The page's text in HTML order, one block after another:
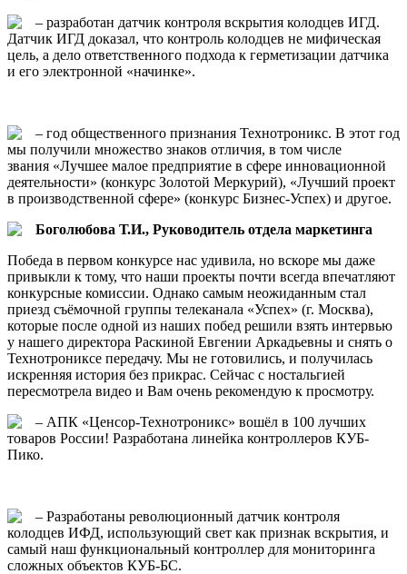
– разработан датчик контроля вскрытия колодцев ИГД.
Датчик ИГД доказал, что контроль колодцев не мифическая
цель, а дело ответственного подхода к герметизации датчика
и его электронной «начинке».
– год общественного признания Технотроникс. В этот год
мы получили множество знаков отличия, в том числе
звания «Лучшее малое предприятие в сфере инновационной
деятельности» (конкурс Золотой Меркурий), «Лучший проект
в производственной сфере» (конкурс Бизнес-Успех) и другое.
Боголюбова Т.И., Руководитель отдела маркетинга
Победа в первом конкурсе нас удивила, но вскоре мы даже
привыкли к тому, что наши проекты почти всегда впечатляют
конкурсные комиссии. Однако самым неожиданным стал
приезд съёмочной группы телеканала «Успех» (г. Москва),
которые после одной из наших побед решили взять интервью
у нашего директора Раскиной Евгении Аркадьевны и снять о
Технотрониксе передачу. Мы не готовились, и получилась
искренняя история без прикрас. Сейчас с ностальгией
пересмотрела видео и Вам очень рекомендую к просмотру.
– АПК «Ценсор-Технотроникс» вошёл в 100 лучших
товаров России! Разработана линейка контроллеров КУБ-
Пико.
– Разработаны революционный датчик контроля
колодцев ИФД, использующий свет как признак вскрытия, и
самый наш функциональный контроллер для мониторинга
сложных объектов КУБ-БС.